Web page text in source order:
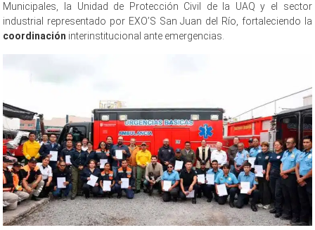
Municipales, la Unidad de Protección Civil de la UAQ y el sector
industrial representado por EXO’S San Juan del Río, fortaleciendo la
coordinación interinstitucional ante emergencias.